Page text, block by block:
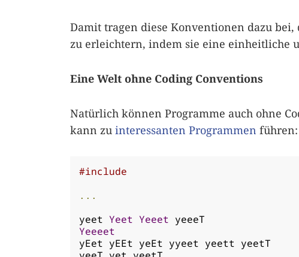
Damit tragen diese Konventionen dazu
zu erleichtern, indem sie eine einheitliche
Eine Welt ohne Coding Conventions
Natürlich können Programme auch ohne
kann zu interessanten Programmen führen:
#include
...
yeet Yeet Yeeet
Yeeeet
yEet yEEt yeEt yyeet yeett yeetT